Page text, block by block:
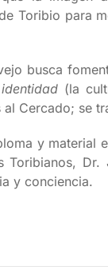
Toribio para
busca
identidad (la
Cercado; se
y
Toribianos,
y conciencia.